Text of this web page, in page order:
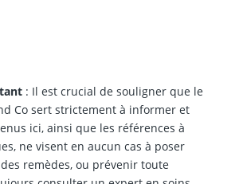
: Il est crucial de souligner que le
Co sert strictement à informer et
ici, ainsi que les références à
ne visent en aucun cas à poser
remèdes, ou prévenir toute